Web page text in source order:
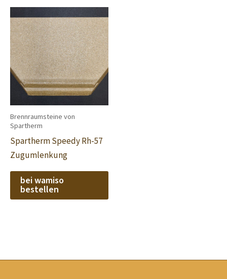
Brennraumsteine von
Spartherm
Spartherm Speedy Rh-57
Zugumlenkung
bei wamiso
bestellen